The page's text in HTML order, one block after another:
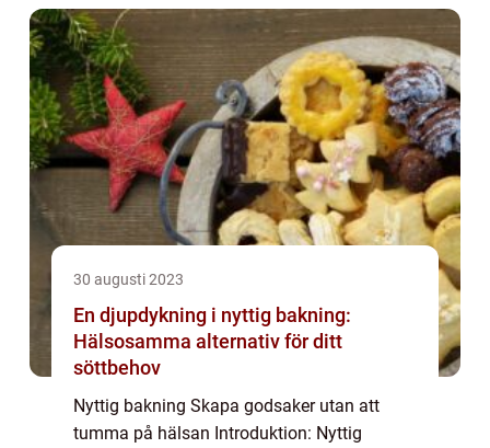
dig att ta dina bakverk till nästa nivå. O...
30 augusti 2023
En djupdykning i nyttig bakning:
Hälsosamma alternativ för ditt
söttbehov
Nyttig bakning Skapa godsaker utan att
tumma på hälsan Introduktion: Nyttig